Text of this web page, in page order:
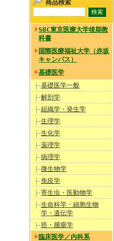
商品検索
SBC東京医療大学後期教
科書
国際医療福祉大学（赤坂
キャンパス）
基礎医学
基礎医学一般
解剖学
組織学・発生学
生理学
生化学
薬理学
病理学
微生物学
免疫学
寄生虫・医動物学
生命科学・細胞生物
学・遺伝学
癌・腫瘍学
臨床医学／内科系